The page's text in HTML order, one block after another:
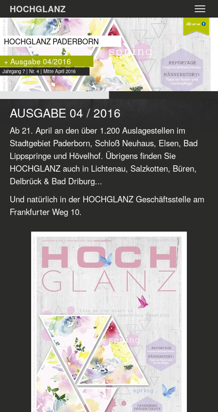
Zum
Hauptinhalt
springen
HOCHGLANZ
HOCHGLANZ PADERBORN
+ Ausgabe 04/2016
Jahrgang 7 | Nr. 4 | Mitte April 2016
AUSGABE 04 / 2016
Ab 21. April an den über 1.200 Auslagestellen im
Stadtgebiet Paderborn, Schloß Neuhaus, Elsen, Bad
Lippspringe und Hövelhof. Übrigens finden Sie
HOCHGLANZ auch in Lichtenau, Salzkotten, Büren,
Delbrück & Bad Driburg...
Und natürlich in der HOCHGLANZ Geschäftsstelle am
Frankfurter Weg 10.